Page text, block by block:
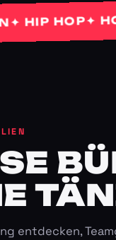
HOP✦
entdecken,